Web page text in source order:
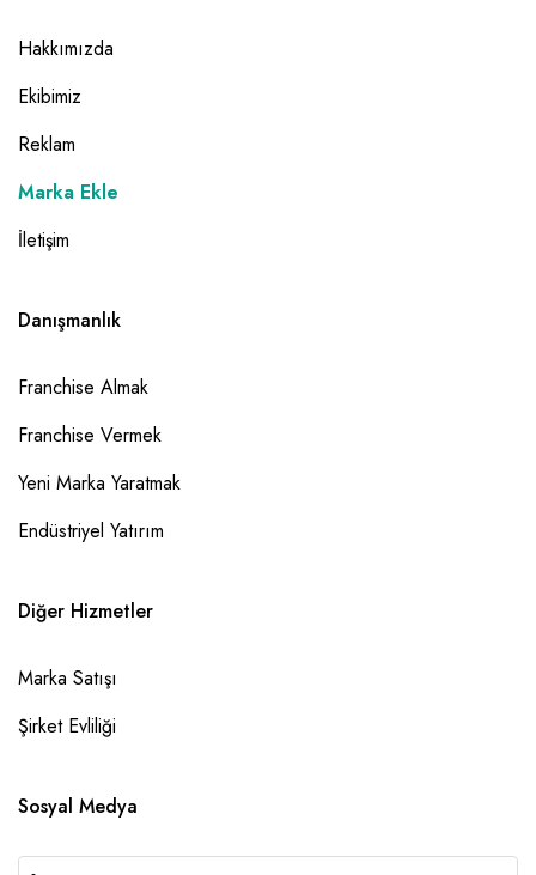
Hakkımızda
Ekibimiz
Reklam
Marka Ekle
İletişim
Danışmanlık
Franchise Almak
Franchise Vermek
Yeni Marka Yaratmak
Endüstriyel Yatırım
Diğer Hizmetler
Marka Satışı
Şirket Evliliği
Sosyal Medya